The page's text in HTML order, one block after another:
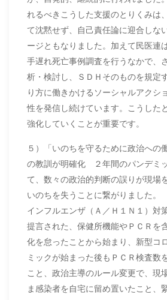
れるべきこうした支援のとりくみは
て沈黙せず、自己責任論に迎合しな
ージともなりました。加えて民医連
手遅れ死亡事例調査を行うなかで、
析・検討し、ＳＤＨそのものを規定
り方に働きかけるソーシャルアク
性を発信し続けています。こうした
強化していくことが重要です。
５）「いのちを守るために政治への
の教訓が明確化 ２年間のパンデミ
て、数々の政治的判断の誤りが現場
いのちを失うことに繋がりました
インフルエンザ（Ａ／Ｈ１Ｎ１）対
提言された、保健所機能やＰＣＲを
化を怠ったことから始まり、新型コ
ミックが始まった後もＰＣＲ検査数
こと、政治主導のルール変更で、現
ま感染者を自宅に留め置いたこと、